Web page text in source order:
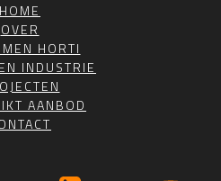
HOME
OVER
HORTI
INDUSTRIE
AANBOD